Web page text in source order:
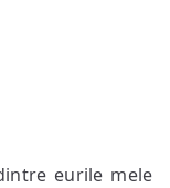
eurile mele